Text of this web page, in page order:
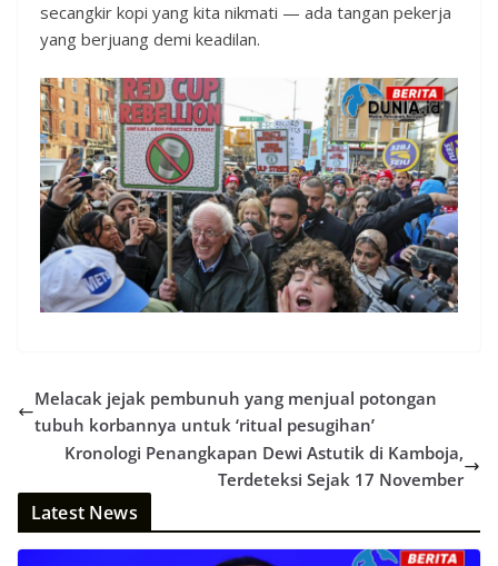
secangkir kopi yang kita nikmati — ada tangan pekerja
yang berjuang demi keadilan.
Melacak jejak pembunuh yang menjual potongan
tubuh korbannya untuk ‘ritual pesugihan’
Kronologi Penangkapan Dewi Astutik di Kamboja,
Terdeteksi Sejak 17 November
Latest News